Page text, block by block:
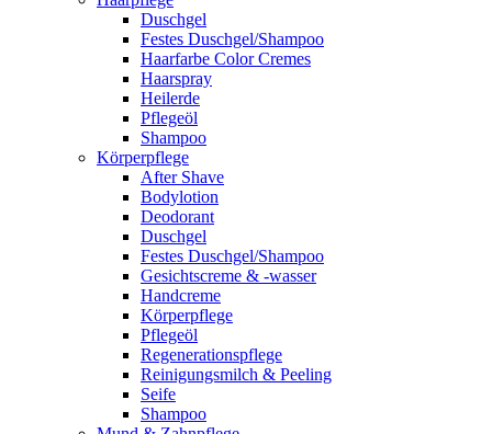
Duschgel
Festes Duschgel/Shampoo
Haarfarbe Color Cremes
Haarspray
Heilerde
Pflegeöl
Shampoo
Körperpflege
After Shave
Bodylotion
Deodorant
Duschgel
Festes Duschgel/Shampoo
Gesichtscreme & -wasser
Handcreme
Körperpflege
Pflegeöl
Regenerationspflege
Reinigungsmilch & Peeling
Seife
Shampoo